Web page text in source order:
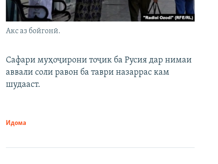
Акс аз бойгонӣ.
Сафари муҳоҷирони тоҷик ба Русия дар нимаи
аввали соли равон ба таври назаррас кам
шудааст.
Идома